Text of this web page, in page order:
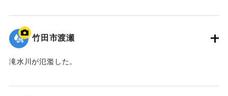
｜固有コード:09922061
竹田市渡瀬
滝水川が氾濫した。
｜固有コード:09922060